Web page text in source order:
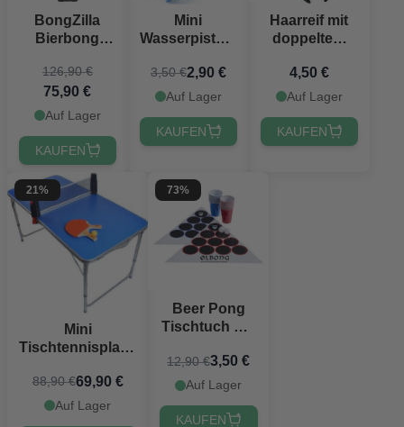
BongZilla
Bierbong
126,90 €
75,90 €
Auf Lager
KAUFEN
Mini
Wasserpistole
8x8 cm
3,50 €2,90 €
Auf Lager
KAUFEN
Haarreif mit
doppeltem
Einheitsgröße
4,50 €
Auf Lager
KAUFEN
21%
Mini
Tischtennisplatte
und 5x Bälle
126x69 cm
88,90 €69,90 €
Auf Lager
73%
Beer Pong
Tischtuch Set
12,90 €3,50 €
Auf Lager
KAUFEN